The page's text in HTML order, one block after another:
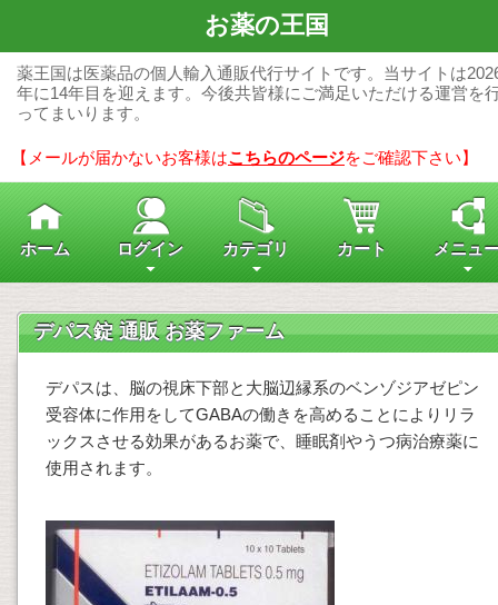
お薬の王国
薬王国は医薬品の個人輸入通販代行サイトです。当サイトは
年に14年目を迎えます。今後共皆様にご満足いただける運営を
ってまいります。
【メールが届かないお客様はこちらのページをご確認下さい】
ホーム ログイン カテゴリ カート メニュ
デパス錠 通販 お薬ファーム
デパスは、脳の視床下部と大脳辺縁系のベンゾジアゼピン
受容体に作用をしてGABAの働きを高めることによりリラ
ックスさせる効果があるお薬で、睡眠剤やうつ病治療薬に
使用されます。